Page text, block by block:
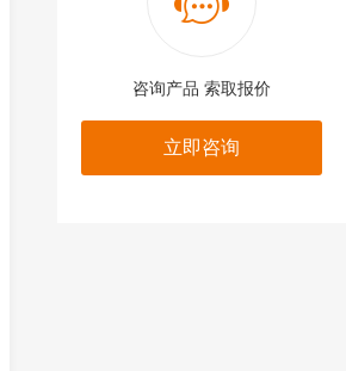
咨询产品 索取报价
立即咨询